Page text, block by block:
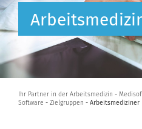
Ihr Partner in der Arbeitsmedizin -
Software-Zielgruppen- Arbeitsmediziner